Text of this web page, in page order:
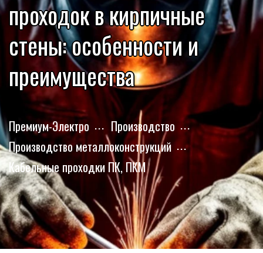
проходок в кирпичные
стены: особенности и
преимущества
Премиум-Электро
Производство
Производство металлоконструкций
Кабельные проходки ПК, ПКМ